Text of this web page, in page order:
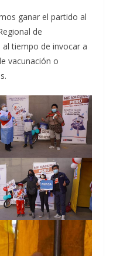
ganar el partido al
de
tiempo de invocar a
vacunación o